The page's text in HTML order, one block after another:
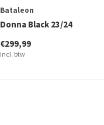
Bataleon
Donna Black 23/24
€299,99
Incl. btw